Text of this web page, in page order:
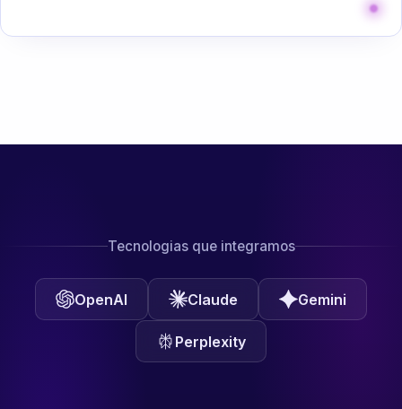
Tecnologias que integramos
OpenAI Claude Gemini
Perplexity